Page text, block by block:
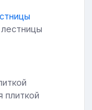
плиткой